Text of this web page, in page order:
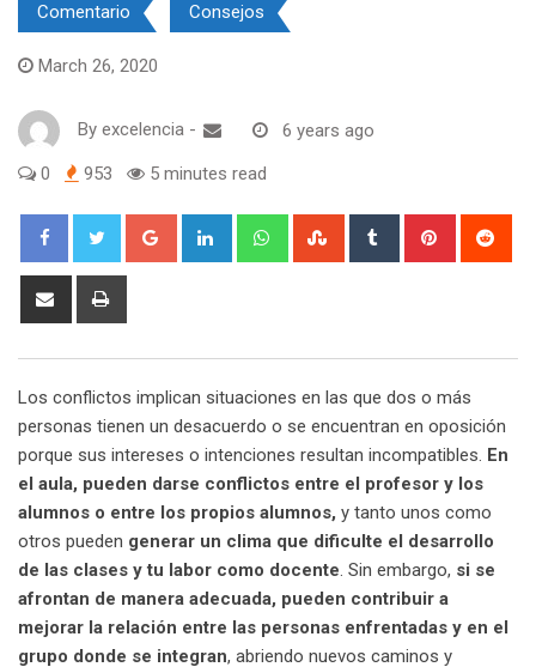
Comentario Consejos
March 26, 2020
By excelencia - 6 years ago
0 953 5 minutes read
Google+ LinkedIn WhatsappStumbleUpon
Tumblr Pinterest
Share
Los conflictos implican situaciones en las que dos o más
personas tienen un desacuerdo o se encuentran en oposición
porque sus intereses o intenciones resultan incompatibles. En
el aula, pueden darse conflictos entre el profesor y los
alumnos o entre los propios alumnos, y tanto unos como
otros pueden generar un clima que dificulte el desarrollo
de las clases y tu labor como docente. Sin embargo, si se
afrontan de manera adecuada, pueden contribuir a
mejorar la relación entre las personas enfrentadas y en el
grupo donde se integran, abriendo nuevos caminos y